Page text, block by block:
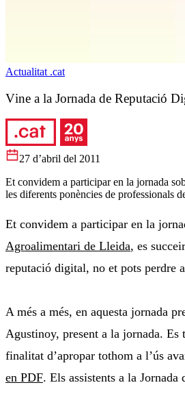
Actualitat .cat
Vine a la Jornada de Reputació
27 d’abril del 2011
Et convidem a participar en la jornada
les diferents ponències de professionals
Et convidem a participar en la
Agroalimentari de Lleida, es
reputació digital, no et pots perdre
A més a més, en aquesta jornada
Agustinoy, present a la jornada. Es
finalitat d’apropar tothom a l’ús
en PDF. Els assistents a la